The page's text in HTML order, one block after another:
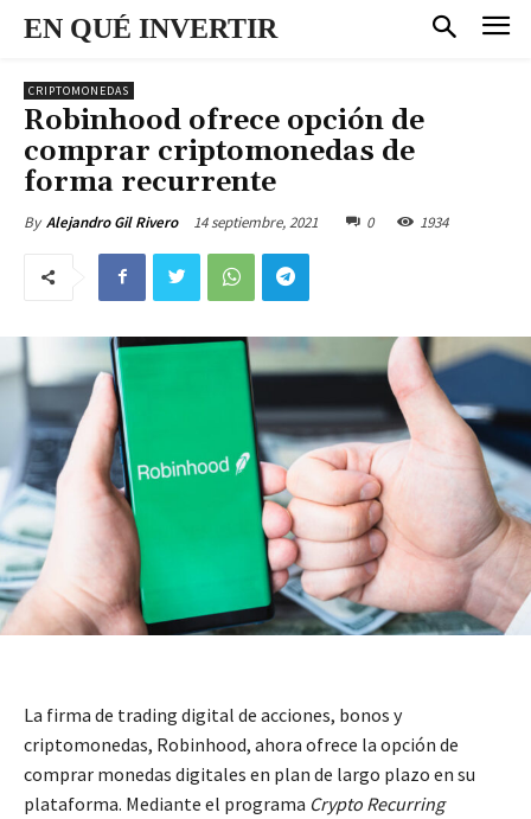
EN QUÉ INVERTIR
CRIPTOMONEDAS
Robinhood ofrece opción de
comprar criptomonedas de
forma recurrente
By Alejandro Gil Rivero 14 septiembre, 2021 0 1934
La firma de trading digital de acciones, bonos y
criptomonedas, Robinhood, ahora ofrece la opción de
comprar monedas digitales en plan de largo plazo en su
plataforma. Mediante el programa Crypto Recurring